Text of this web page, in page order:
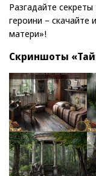
Разгадайте
героини – скачайте
матери»!
Скриншоты